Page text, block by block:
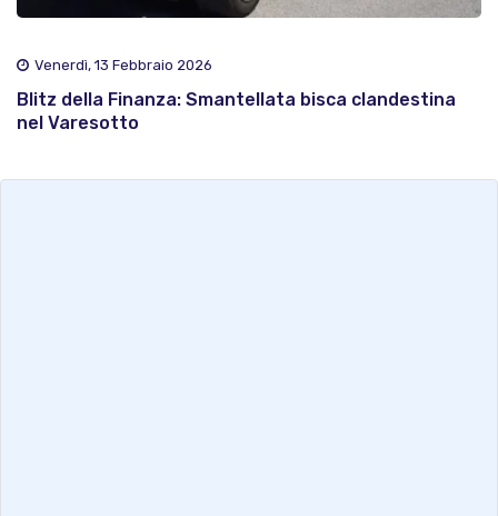
Venerdì, 13 Febbraio 2026
Blitz della Finanza: Smantellata bisca clandestina
nel Varesotto